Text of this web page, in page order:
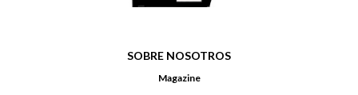
SOBRE NOSOTROS
Magazine